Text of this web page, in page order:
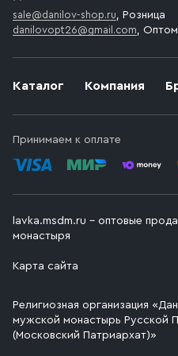
Каталог Компания
Принимаем к оплате
sale@danilov-shop.ru, Розница
danilovopt26@gmail.com, Оптом
lavka.msdm.ru – оптовые
монастыря
Карта сайта
Религиозная организация
мужской монастырь Русской
(Московский Патриархат)»